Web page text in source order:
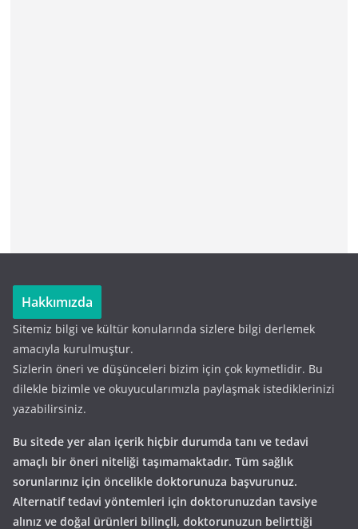
Hakkımızda
Sitemiz bilgi ve kültür konularında sizlere bilgi derlemek
amacıyla kurulmuştur.
Sizlerin öneri ve düşünceleri bizim için çok kıymetlidir. Bu
dilekle bizimle ve okuyucularımızla paylaşmak istediklerinizi
yazabilirsiniz.
Bu sitede yer alan içerik hiçbir durumda tanı ve tedavi
amaçlı bir öneri niteliği taşımamaktadır. Tüm sağlık
sorunlarınız için öncelikle doktorunuza başvurunuz.
Alternatif tedavi yöntemleri için doktorunuzdan tavsiye
alınız ve doğal ürünleri bilinçli, doktorunuzun belirttiği